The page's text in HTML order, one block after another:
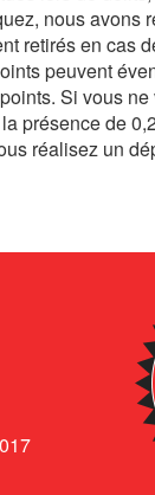
nous avons
retirés en cas
peuvent
Si vous
présence de
réalisez un